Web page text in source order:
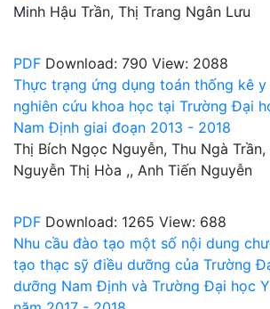
Minh Hậu Trần, Thị Trang Ngân Lưu
PDF Download: 790 View: 2088
Thực trạng ứng dụng toán thống kê y
nghiên cứu khoa học tại Trường Đại
Nam Định giai đoạn 2013 - 2018
Thị Bích Ngọc Nguyễn, Thu Ngà
Nguyễn Thị Hòa ,, Anh Tiến Nguyễn
PDF Download: 1265 View: 688
Nhu cầu đào tạo một số nội dung
tạo thạc sỹ điều dưỡng của Trường
dưỡng Nam Định và Trường Đại học